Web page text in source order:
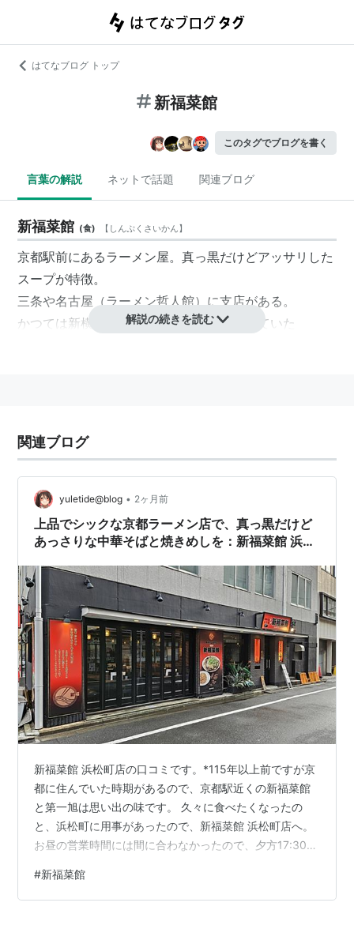
はてなブログ トップ
新福菜館
このタグでブログを書く
言葉の解説 ネットで話題 関連ブログ
新福菜館 (食) 【 しんぷくさいかん】
京都駅前にあるラーメン屋。真っ黒だけどアッサリした
スープが特徴。
三条や名古屋（ラーメン哲人館）に支店がある。
かつては新横浜ラーメン博物館にも出店していた
解説の続きを読む
関連ブログ
yuletide@blog • 2ヶ月前
上品でシックな京都ラーメン店で、真っ黒だけど
あっさりな中華そばと焼きめしを：新福菜館 浜松
新福菜館 浜松町店の口コミです。*115年以上前ですが京
都に住んでいた時期があるので、京都駅近くの新福菜館
と第一旭は思い出の味です。 久々に食べたくなったの
と、浜松町に用事があったので、新福菜館 浜松町店へ。
お昼の営業時間には間に合わなかったので、夕方17:30の
かりで、ラーメン屋さんとは思えないシックで上品な内
装でした。女性ひとりでも入りやすかったです。 なお、
#新福菜館